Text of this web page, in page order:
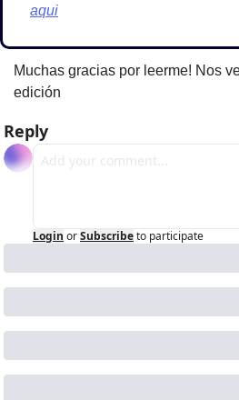
aqui
Muchas gracias por leerme! Nos
edición
Reply
Login orSubscribeto participate